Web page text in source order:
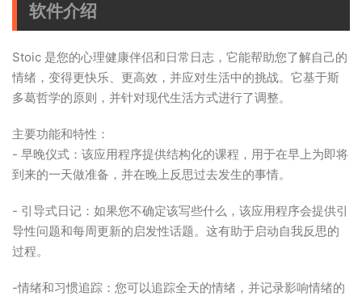
软件介绍
Stoic 是您的心理健康伴侣和日常日志，它能帮助您了解自己的
情绪，变得更快乐、更高效，并应对生活中的挑战。它基于斯
多葛哲学的原则，并针对现代生活方式进行了调整。
主要功能和特性：
- 早晚仪式：该应用程序提供结构化的课程，用于在早上为即将
到来的一天做准备，并在晚上反思过去发生的事情。
- 引导式日记：如果您不确定该写些什么，该应用程序会提供引
导性问题和每周更新的启发性话题。这有助于启动自我反思的
过程。
-情绪和习惯追踪：您可以追踪全天的情绪，并记录影响情绪的